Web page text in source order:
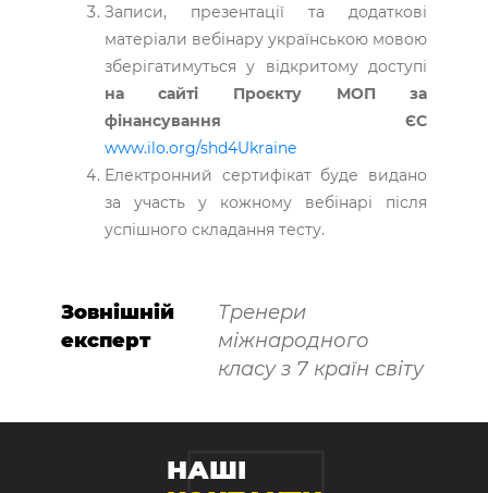
Записи, презентації та додаткові
матеріали вебінару українською мовою
зберігатимуться у відкритому доступі
на сайті Проєкту МОП за
фінансування ЄС
www.ilo.org/shd4Ukraine
Електронний сертифікат буде видано
за участь у кожному вебінарі після
успішного складання тесту.
Зовнішній
експерт
Тренери
міжнародного
класу з 7 країн світу
НАШІ